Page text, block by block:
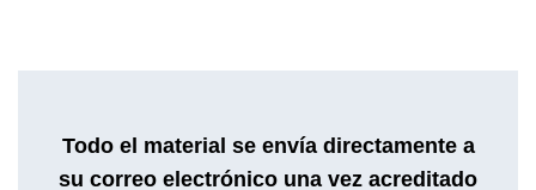
Todo el material se envía directamente a
su correo electrónico una vez acreditado